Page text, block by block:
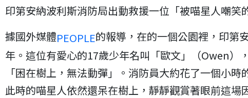
印第安納波利斯消防局出動救援一位「被喵星人嘲笑
據國外媒體PEOPLE的報導，在的一個公園裡，印第
年。這位有愛心的17歲少年名叫「歐文」（Owen）
「困在樹上，無法動彈」。消防員大約花了一個小
此時的喵星人依然還呆在樹上，靜靜觀賞著眼前這